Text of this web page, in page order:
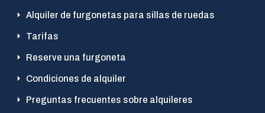
Alquiler de furgonetas para sillas de ruedas
Tarifas
Reserve una furgoneta
Condiciones de alquiler
Preguntas frecuentes sobre alquileres